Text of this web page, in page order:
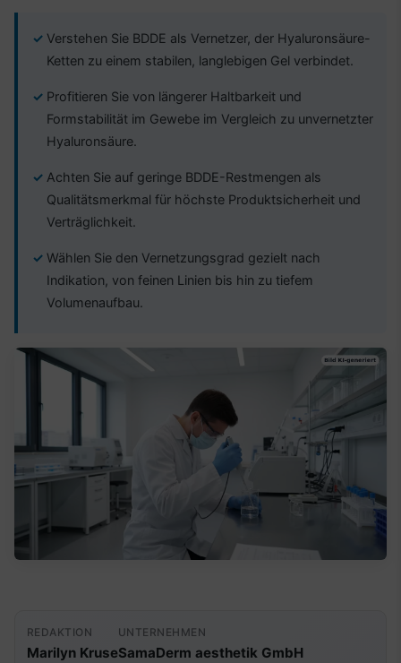
Verstehen Sie BDDE als Vernetzer, der Hyaluronsäure-
Ketten zu einem stabilen, langlebigen Gel verbindet.
Profitieren Sie von längerer Haltbarkeit und
Formstabilität im Gewebe im Vergleich zu unvernetzter
Hyaluronsäure.
Achten Sie auf geringe BDDE-Restmengen als
Qualitätsmerkmal für höchste Produktsicherheit und
Verträglichkeit.
Wählen Sie den Vernetzungsgrad gezielt nach
Indikation, von feinen Linien bis hin zu tiefem
Volumenaufbau.
REDAKTION
Marilyn Kruse
UNTERNEHMEN
SamaDerm aesthetik GmbH